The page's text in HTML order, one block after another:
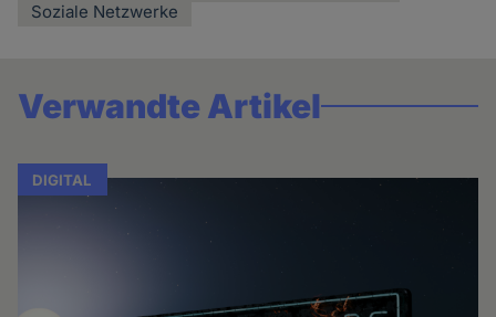
Soziale Netzwerke
Verwandte Artikel
DIGITAL